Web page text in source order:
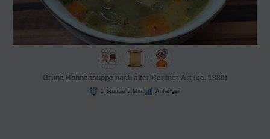
Grüne Bohnensuppe nach alter Berliner Art (ca. 1880)
1 Stunde 5 Min. Anfänger